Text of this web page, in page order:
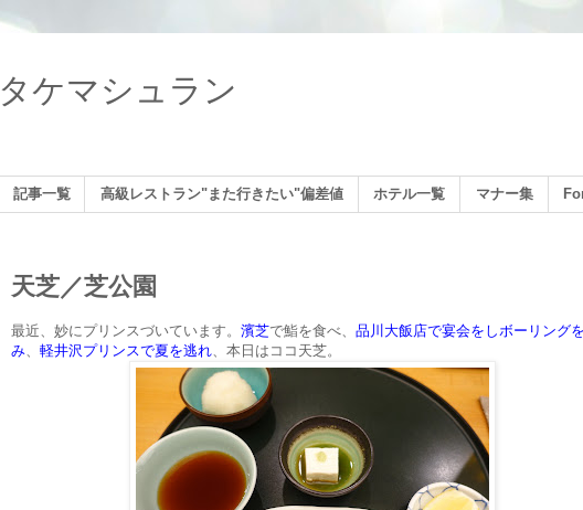
タケマシュラン
記事一覧 高級レストラン"また行きたい"偏差値 ホテル一覧 マナー集
天芝／芝公園
最近、妙にプリンスづいています。 濱芝で鮨を食べ、 品川大飯店で宴会をしボーリング
み
軽井沢プリンスで夏を逃れ 、本日はココ天芝。